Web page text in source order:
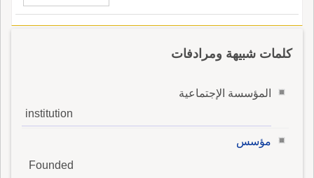
كلمات شبيهة ومرادفات
المؤسسة الإجتماعية
institution
مؤسس
Founded